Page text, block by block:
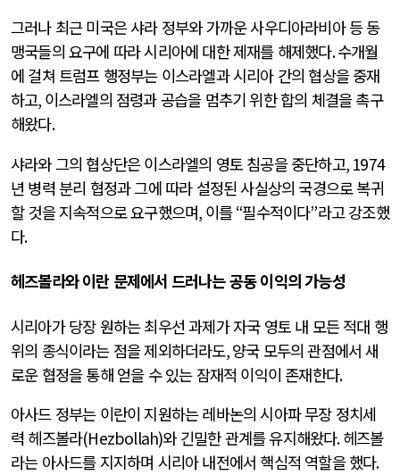
그러나 최근 미국은 샤라 정부와 가까운 사우디아라비아 등 동
맹국들의 요구에 따라 시리아에 대한 제재를 해제했다.수개월
에 걸쳐 트럼프 행정부는 이스라엘과 시리아 간의 협상을 중재
하고, 이스라엘의 점령과 공습을 멈추기 위한 합의 체결을 촉구
해왔다.
샤라와 그의 협상단은 이스라엘의 영토 침공을 중단하고, 1974
년 병력 분리 협정과 그에 따라 설정된 사실상의 국경으로 복귀
할 것을 지속적으로 요구했으며, 이를“필수적이다”라고 강조했
다.
헤즈볼라와 이란 문제에서 드러나는 공동 이익의 가능성
시리아가 당장 원하는 최우선 과제가 자국 영토 내 모든 적대 행
위의 종식이라는 점을 제외하더라도,양국 모두의 관점에서 새
로운 협정을 통해 얻을 수 있는 잠재적 이익이 존재한다.
아사드 정부는 이란이 지원하는 레바논의 시아파 무장 정치세
력 헤즈볼라(Hezbollah)와 긴밀한 관계를 유지해왔다.헤즈볼
라는 아사드를 지지하며 시리아 내전에서 핵심적 역할을 했다.